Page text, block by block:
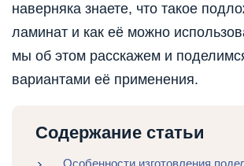
наверняка знаете, что такое
ламинат и как её можно
мы об этом расскажем и
вариантами её применения.
Содержание статьи